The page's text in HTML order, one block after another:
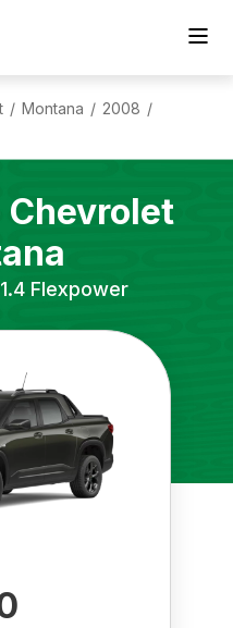
/ Montana / 2008 /
Chevrolet
Flexpower